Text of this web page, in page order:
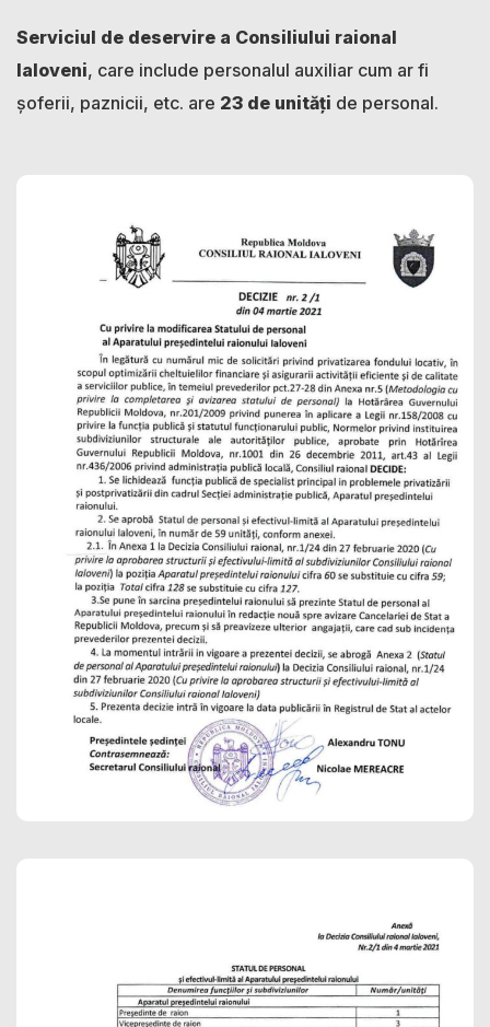
Serviciul de deservire a Consiliului raional
Ialoveni, care include personalul auxiliar cum ar fi
șoferii, paznicii, etc. are 23 de unități de personal.